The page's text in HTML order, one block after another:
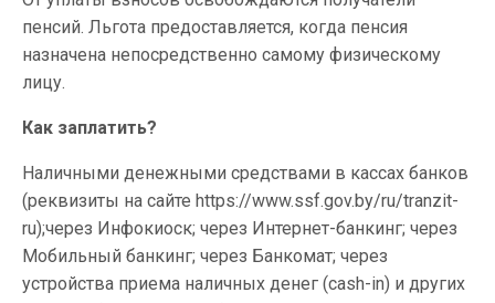
пенсий. Льгота предоставляется, когда пенсия
назначена непосредственно самому физическому
лицу.
Как заплатить?
Наличными денежными средствами в кассах банков
(реквизиты на сайте https://www.ssf.gov.by/ru/tranzit-
ru);через Инфокиоск; через Интернет-банкинг; через
Мобильный банкинг; через Банкомат; через
устройства приема наличных денег (cash-in) и других